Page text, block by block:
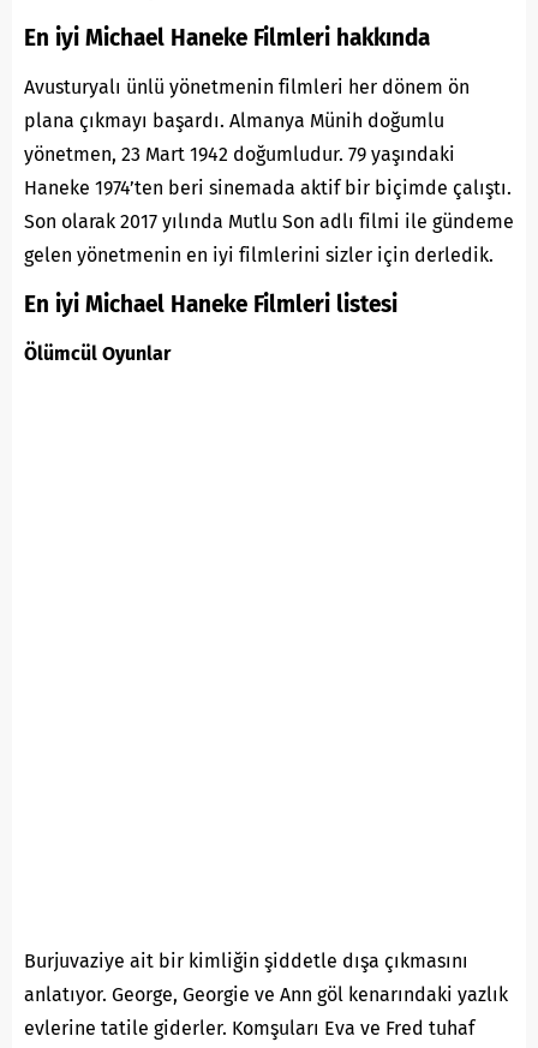
En iyi Michael Haneke Filmleri hakkında
Avusturyalı ünlü yönetmenin filmleri her dönem ön
plana çıkmayı başardı. Almanya Münih doğumlu
yönetmen, 23 Mart 1942 doğumludur. 79 yaşındaki
Haneke 1974’ten beri sinemada aktif bir biçimde çalıştı.
Son olarak 2017 yılında Mutlu Son adlı filmi ile gündeme
gelen yönetmenin en iyi filmlerini sizler için derledik.
En iyi Michael Haneke Filmleri listesi
Ölümcül Oyunlar
Burjuvaziye ait bir kimliğin şiddetle dışa çıkmasını
anlatıyor. George, Georgie ve Ann göl kenarındaki yazlık
evlerine tatile giderler. Komşuları Eva ve Fred tuhaf